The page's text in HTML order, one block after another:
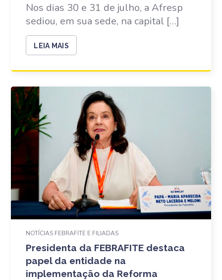
Nos dias 30 e 31 de julho, a Afresp
sediou, em sua sede, na capital […]
LEIA MAIS
NOTÍCIAS FEBRAFITE E FILIADAS
Presidenta da FEBRAFITE destaca
papel da entidade na
implementação da Reforma